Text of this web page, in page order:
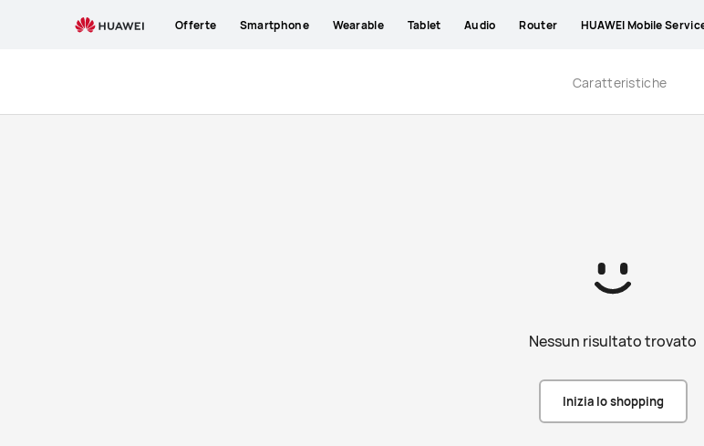
Offerte Smartphone Wearable Tablet Audio Router HUAWEI Mobile
Caratteristiche
Nessun risultato trovato
Inizia lo shopping